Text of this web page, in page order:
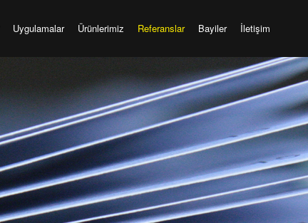
Uygulamalar Ürünlerimiz Referanslar Bayiler İletişim